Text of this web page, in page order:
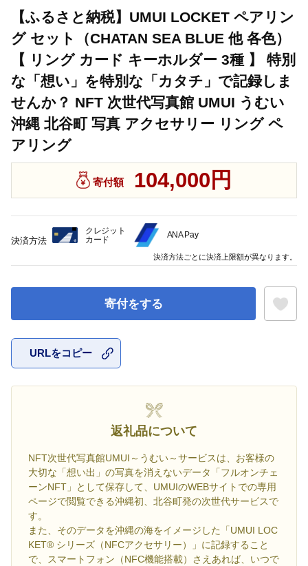
【ふるさと納税】UMUI LOCKET ペアリン
グ セット（CHATAN SEA BLUE 他 各色）
【 リング カード キーホルダー 3種 】 特別
な「想い」を特別な「カタチ」で記録しま
せんか？ NFT 次世代写真館 UMUI うむい
沖縄 北谷町 写真 アクセサリー リング ペ
アリング
寄付額 104,000円
寄付をする
URLをコピー
返礼品について
NFT次世代写真館UMUI～うむい～サービスは、お客様の
大切な「想い出」の写真を消えないデータ「フルオンチェ
ーンNFT」として保存して、UMUIのWEBサイトでの専用
ページで閲覧できる沖縄初、北谷町発の次世代サービスで
す。
また、そのデータを沖縄の海をイメージした「UMUI LOC
KET® シリーズ（NFCアクセサリー）」に記録すること
で、スマートフォン（NFC機能搭載）さえあれば、いつで
決済方法
クレジット
カード
ANA Pay
決済方法ごとに決済上限額が異なります。